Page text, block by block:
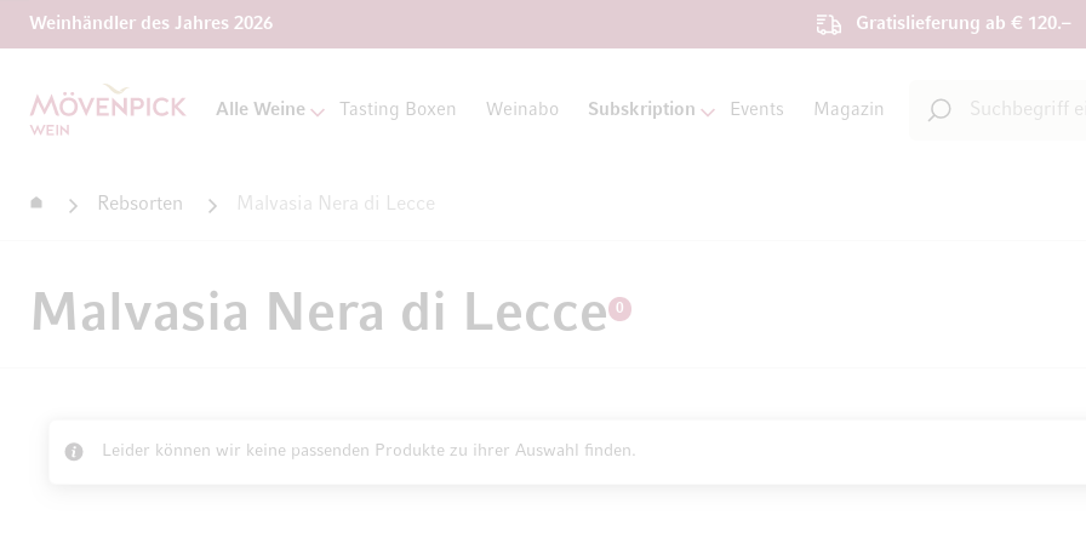
Weinhändler des Jahres 2026 Gratislieferung ab € 120.–
Zur Startseite
Alle Weine Tasting Boxen Weinabo Subskription Events Magazin
Suche
StartseiteRebsorten Malvasia Nera di Lecce
Malvasia Nera di Lecce 0
Leider können wir keine passenden Produkte zu ihrer Auswahl finden.